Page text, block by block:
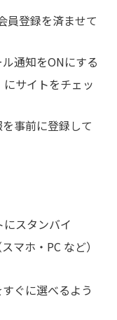
員登録を済ませて
通知をONにする
にサイトをチェッ
事前に登録して
スタンバイ
マホ・PC など）
ぐに選べるよう